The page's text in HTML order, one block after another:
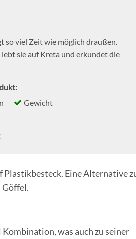
so viel Zeit wie möglich draußen.
sie auf Kreta und erkundet die
Gewicht
Eine Alternative
Göffel.
was auch zu seiner